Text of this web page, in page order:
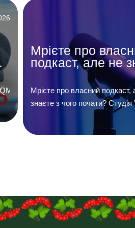
Мрієте про
подкаст, але не
з чого почати?
Мрієте про власний подкаст,
знаєте з чого почати? Студія
подкаст” допоможе Вам.
мікрофони, акустика
пишіть нам на Telegram (067-
Facebook